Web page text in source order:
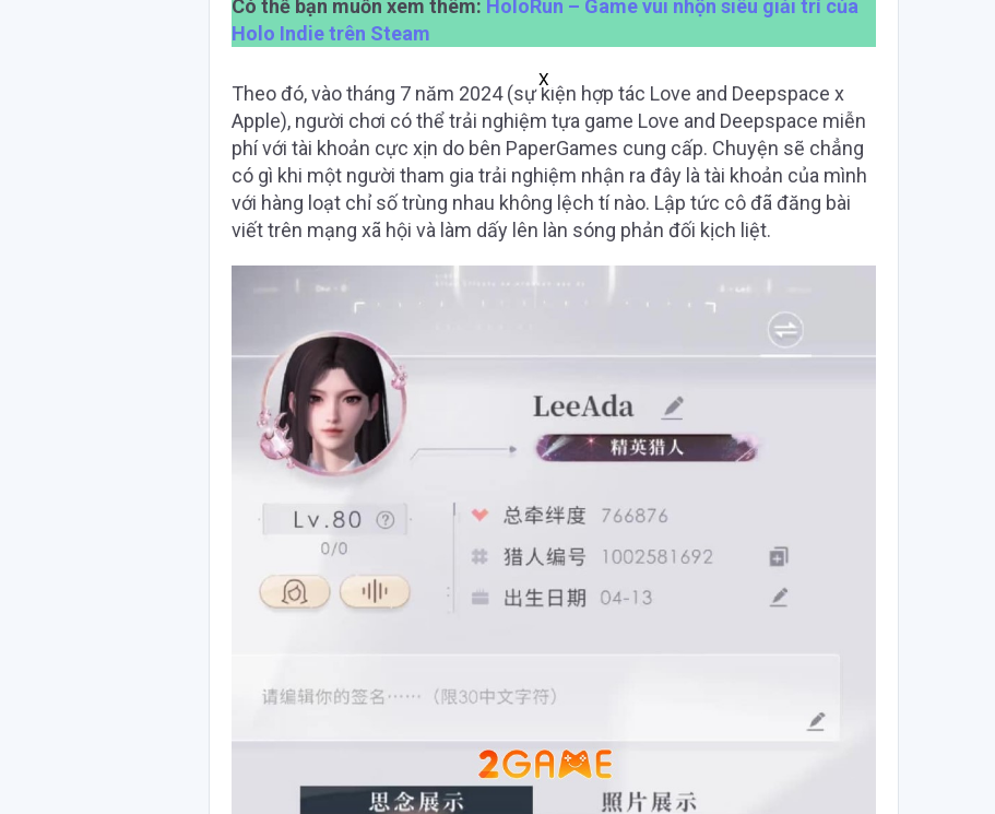
Có thể bạn muốn xem thêm: HoloRun – Game vui nhộn siêu giải trí của
Holo Indie trên Steam
X
Theo đó, vào tháng 7 năm 2024 (sự kiện hợp tác Love and Deepspace x
Apple), người chơi có thể trải nghiệm tựa game Love and Deepspace miễn
phí với tài khoản cực xịn do bên PaperGames cung cấp. Chuyện sẽ chẳng
có gì khi một người tham gia trải nghiệm nhận ra đây là tài khoản của mình
với hàng loạt chỉ số trùng nhau không lệch tí nào. Lập tức cô đã đăng bài
viết trên mạng xã hội và làm dấy lên làn sóng phản đối kịch liệt.